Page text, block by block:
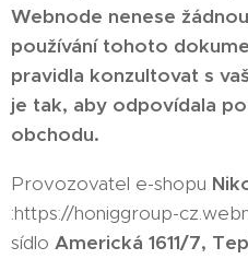
Webnode nenese
používání tohoto
pravidla konzultovat s
je tak, aby odpovídala
obchodu.
Provozovatel e-shopu
:https://honiggroup-
sídlo Americká 1611/7,